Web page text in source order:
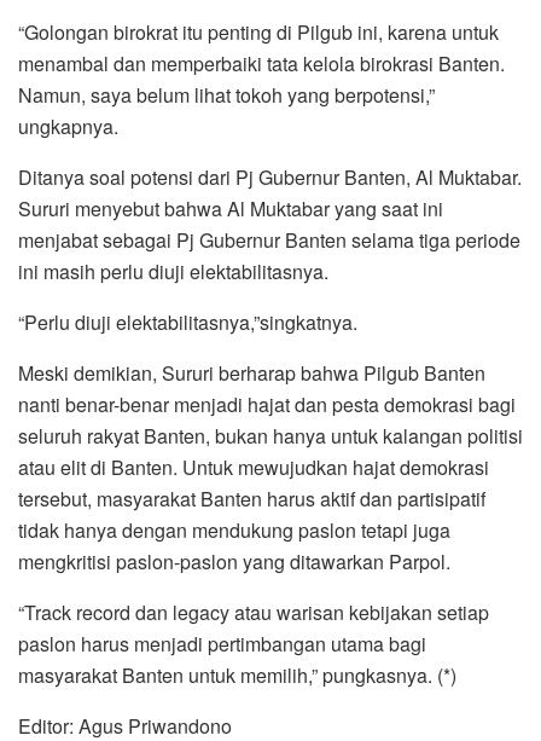
“Golongan birokrat itu penting di Pilgub ini, karena untuk
menambal dan memperbaiki tata kelola birokrasi Banten.
Namun, saya belum lihat tokoh yang berpotensi,”
ungkapnya.
Ditanya soal potensi dari Pj Gubernur Banten, Al Muktabar.
Sururi menyebut bahwa Al Muktabar yang saat ini
menjabat sebagai Pj Gubernur Banten selama tiga periode
ini masih perlu diuji elektabilitasnya.
“Perlu diuji elektabilitasnya,”singkatnya.
Meski demikian, Sururi berharap bahwa Pilgub Banten
nanti benar-benar menjadi hajat dan pesta demokrasi bagi
seluruh rakyat Banten, bukan hanya untuk kalangan politisi
atau elit di Banten. Untuk mewujudkan hajat demokrasi
tersebut, masyarakat Banten harus aktif dan partisipatif
tidak hanya dengan mendukung paslon tetapi juga
mengkritisi paslon-paslon yang ditawarkan Parpol.
“Track record dan legacy atau warisan kebijakan setiap
paslon harus menjadi pertimbangan utama bagi
masyarakat Banten untuk memilih,” pungkasnya. (*)
Editor: Agus Priwandono